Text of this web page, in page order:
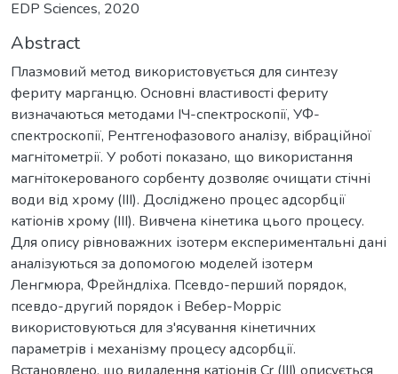
EDP Sciences, 2020
Abstract
Плазмовий метод використовується для синтезу
фериту марганцю. Основні властивості фериту
визначаються методами ІЧ-спектроскопії, УФ-
спектроскопії, Рентгенофазового аналізу, вібраційної
магнітометрії. У роботі показано, що використання
магнітокерованого сорбенту дозволяє очищати стічні
води від хрому (III). Досліджено процес адсорбції
катіонів хрому (III). Вивчена кінетика цього процесу.
Для опису рівноважних ізотерм експериментальні дані
аналізуються за допомогою моделей ізотерм
Ленгмюра, Фрейндліха. Псевдо-перший порядок,
псевдо-другий порядок і Вебер-Морріс
використовуються для з'ясування кінетичних
параметрів і механізму процесу адсорбції.